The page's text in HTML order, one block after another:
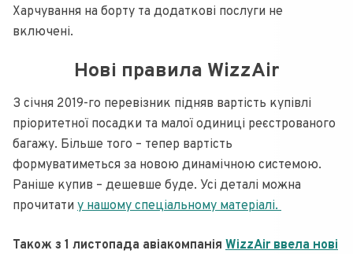
Харчування на борту та додаткові послуги не
включені.
Нові правила WizzAir
З січня 2019-го перевізник підняв вартість купівлі
пріоритетної посадки та малої одиниці реєстрованого
багажу. Більше того – тепер вартість
формуватиметься за новою динамічною системою.
Раніше купив – дешевше буде. Усі деталі можна
прочитати у нашому спеціальному матеріалі.
Також з 1 листопада авіакомпанія WizzAir ввела нові